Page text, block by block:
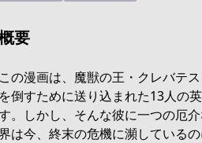
clevatess/list?title_no=7872
要
この漫画は、魔獣の王・クレバテ
を倒すために送り込まれた13人の
。しかし、そんな彼に一つの厄
は今、終末の危機に瀕している